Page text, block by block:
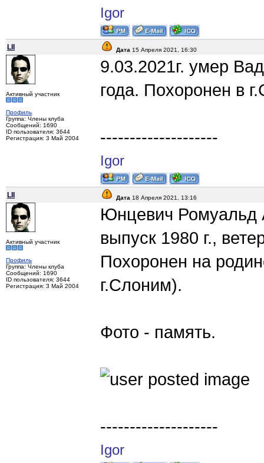
Igor
LII Дата 15 Апреля 2021, 16:30
Активный участник
Профиль
Группа: Члены клуба
Сообщений: 1690
ID пользователя: 3644
Регистрация: 3 Май 2004
9.03.2021г. умер
года. Похоронен в
--------------------
Igor
LII Дата 18 Апреля 2021, 13:16
Активный участник
Профиль
Группа: Члены клуба
Сообщений: 1690
ID пользователя: 3644
Регистрация: 3 Май 2004
Юнцевич Ромуальд
выпуск 1980 г.,
Похоронен на
г.Слоним).
Фото - память.
--------------------
Igor